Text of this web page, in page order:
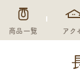
商品一覧 アク